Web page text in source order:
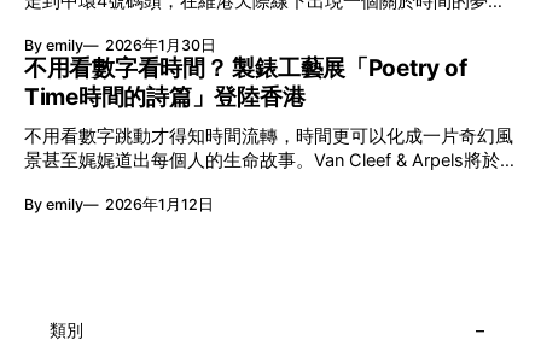
能量，全面開展一場無界限嘅藝術旅程。 第八屆「無限亮」
以「你我不只一種想像」為題，從共融角度重新思索「差異」
的價值。不同能力人士是社會多樣性的一部分。每人皆擁有
「不同」能力與特質，當我們一齊生活、一齊創作、互相啟
發，偏見與界線，也自然被藝術溶化。 「無限亮」2026精彩
節目包括: 2月27日至3月1日：帕拉管弦樂團《無邊狂想曲》/
音樂‧舞蹈 (開幕節目) 2月28日至3月1日：
覽。由即日至2月8日期間舉行，世家把一貫低調精緻的製錶語
言搬離傳統店舖，放進公共場域，讓時間不只是腕上的個人物
件，而是一場可以與他人一同經歷的詩意旅程。 在碼頭打開
「時間詩集」 走進展場尤如翻開一本時間詩集，藉由不同主
題呈現時間的無限想像。Van Cleef & Arpels的腕錶從來不是
由單純的機械與數字堆砌，更像是腕上的動人故事。 世家以
精湛的製錶技術與敘事美學為核心，讓每一枚腕錶都超越單純
報時的功能，而是把稍縱即逝的瞬間凝結成可以反覆閱讀的畫
子，以及訴說時間的珠寶。每個主題展區都有精美的佈置回應
By emily 2026年1月30日
不用看數字看時間？ 製錶工藝展「Poetry of
Time時間的詩篇」登陸香港
不用看數字跳動才得知時間流轉，時間更可以化成一片奇幻風
景甚至娓娓道出每個人的生命故事。Van Cleef & Arpels將於1
詩篇」展覽，邀請大家走進由愛情故事、詩意星象、迷人自然
大主題展區，彰顯世家的核心價值。2010年，Van Cleef &
By emily 2026年1月12日
類別